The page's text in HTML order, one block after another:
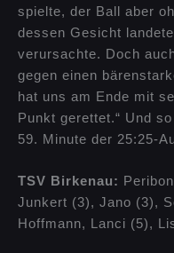
spielte, der Ball aber
dessen Gesicht
verursachte. Doch
gegen einen
hat uns am Ende mit
Punkt gerettet.“ Und
59. Minute der 25:25-
TSV Birkenau:
Junkert (3), Jano (3),
Hoffmann, Lanci (5),